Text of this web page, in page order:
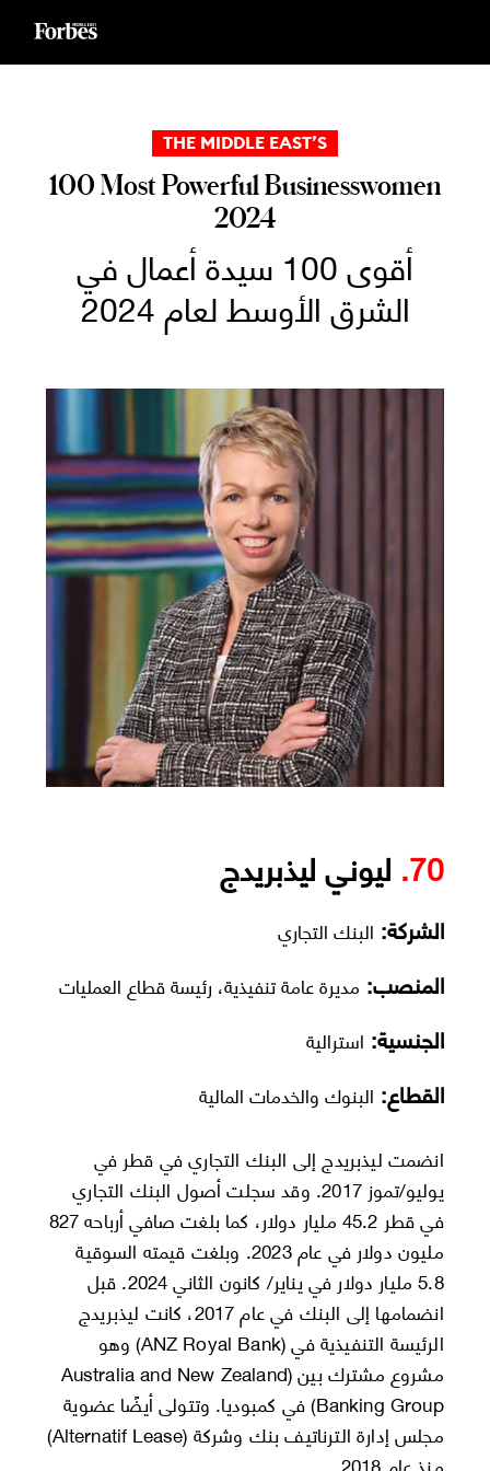
THE MIDDLE EAST’S
100 Most Powerful Businesswomen
2024
أقوى 100 سيدة أعمال في
الشرق الأوسط لعام 2024
70. ليوني ليذبريدج
الشركة: البنك التجاري
المنصب: مديرة عامة تنفيذية، رئيسة قطاع العمليات
الجنسية: استرالية
القطاع: البنوك والخدمات المالية
انضمت ليذبريدج إلى البنك التجاري في قطر في
يوليو/تموز 2017. وقد سجلت أصول البنك التجاري
في قطر 45.2 مليار دولار، كما بلغت صافي أرباحه 827
مليون دولار في عام 2023. وبلغت قيمته السوقية
5.8 مليار دولار في يناير/ كانون الثاني 2024. قبل
انضمامها إلى البنك في عام 2017، كانت ليذبريدج
الرئيسة التنفيذية في (ANZ Royal Bank) وهو
مشروع مشترك بين (Australia and New Zealand
Banking Group) في كمبوديا. وتتولى أيضًا عضوية
مجلس إدارة الترناتيف بنك وشركة (Alternatif Lease)
منذ عام 2018.